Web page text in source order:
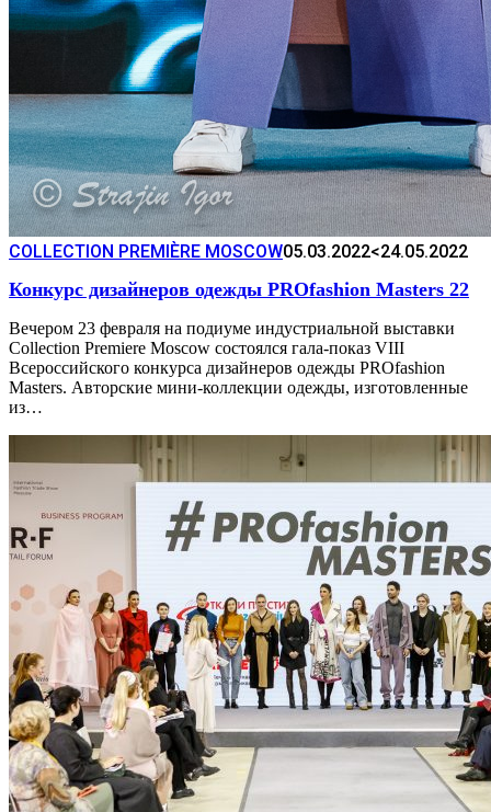
COLLECTION PREMIÈRE MOSCOW05.03.2022<24.05.2022
Конкурс дизайнеров одежды PROfashion Masters 22
Вечером 23 февраля на подиуме индустриальной выставки
Collection Premiere Moscow состоялся гала-показ VIII
Всероссийского конкурса дизайнеров одежды PROfashion
Masters. Авторские мини-коллекции одежды, изготовленные
из…